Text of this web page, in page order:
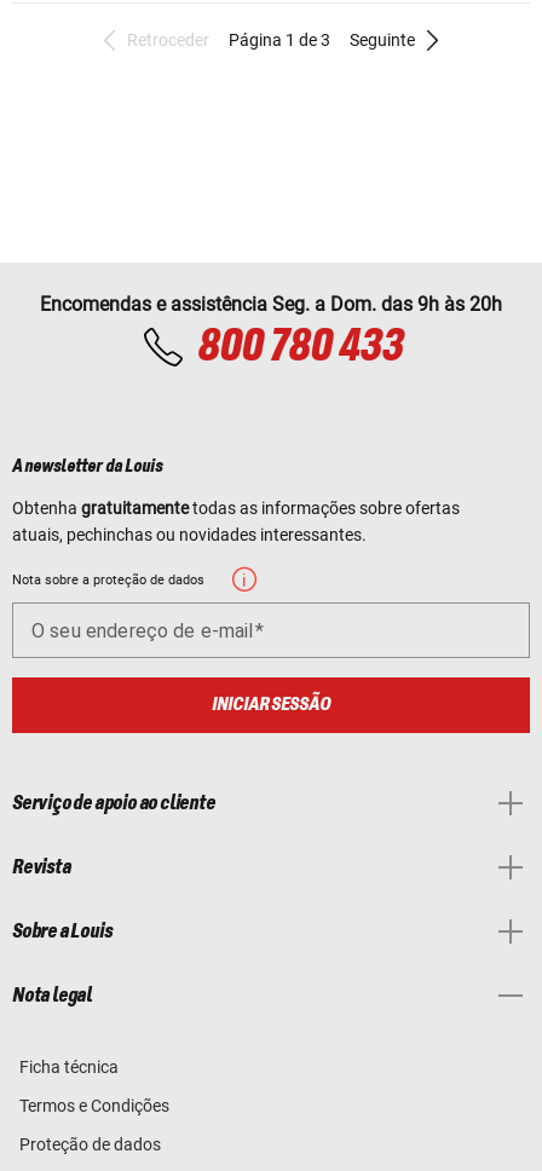
Retroceder Página 1 de 3 Seguinte
Encomendas e assistência Seg. a Dom. das 9h às 20h
800 780 433
A newsletter da Louis
Obtenha gratuitamentetodas as informações sobre ofertas
atuais, pechinchas ou novidades interessantes.
Nota sobre a proteção de dados
O seu endereço de e-mail
INICIAR SESSÃO
Serviço de apoio ao cliente
Revista
Sobre a Louis
Nota legal
Ficha técnica
Termos e Condições
Proteção de dados